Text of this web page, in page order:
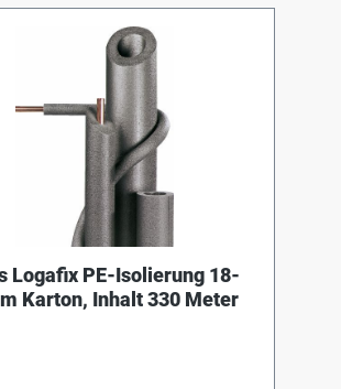
Logafix PE-Isolierung 18-
Karton, Inhalt 330 Meter